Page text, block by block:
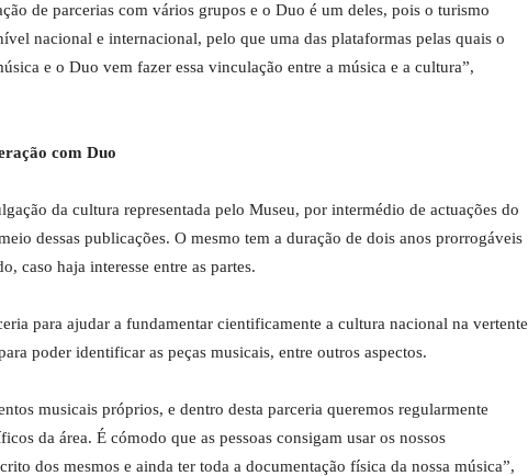
de parcerias com vários grupos e o Duo é um deles, pois o turismo
nacional e internacional, pelo que uma das plataformas pelas quais o
e o Duo vem fazer essa vinculação entre a música e a cultura”,
com Duo
da cultura representada pelo Museu, por intermédio de actuações do
dessas publicações. O mesmo tem a duração de dois anos prorrogáveis
caso haja interesse entre as partes.
para ajudar a fundamentar cientificamente a cultura nacional na vertente
poder identificar as peças musicais, entre outros aspectos.
musicais próprios, e dentro desta parceria queremos regularmente
da área. É cómodo que as pessoas consigam usar os nossos
dos mesmos e ainda ter toda a documentação física da nossa música”,